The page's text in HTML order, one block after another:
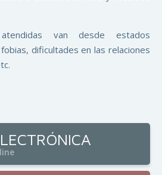
van desde estados
dificultades en las relaciones